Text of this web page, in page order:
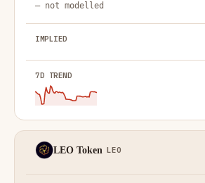
— not modelled
LEO Token LEO